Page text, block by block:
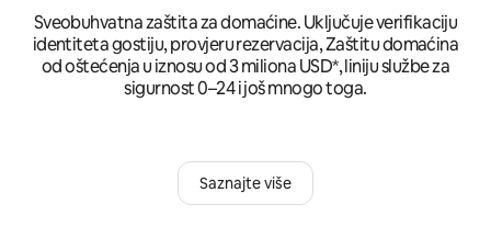
Sveobuhvatna zaštita za domaćine. Uključuje verifikaciju
identiteta gostiju, provjeru rezervacija, Zaštitu domaćina
od oštećenja u iznosu od 3 miliona USD*, liniju službe za
sigurnost 0–24 i još mnogo toga.
Saznajte više